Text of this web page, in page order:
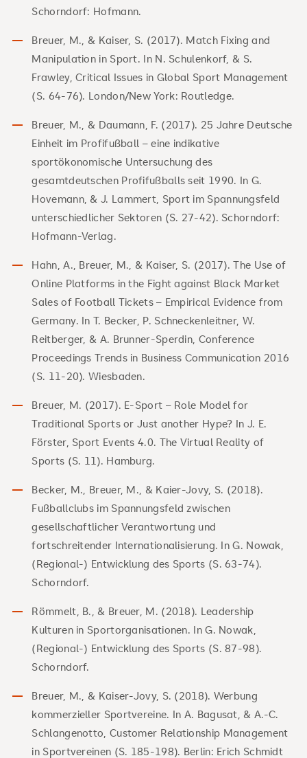
Schorndorf: Hofmann.
Breuer, M., & Kaiser, S. (2017). Match Fixing and
Manipulation in Sport. In N. Schulenkorf, & S.
Frawley, Critical Issues in Global Sport Management
(S. 64-76). London/New York: Routledge.
Breuer, M., & Daumann, F. (2017). 25 Jahre Deutsche
Einheit im Profifußball – eine indikative
sportökonomische Untersuchung des
gesamtdeutschen Profifußballs seit 1990. In G.
Hovemann, & J. Lammert, Sport im Spannungsfeld
unterschiedlicher Sektoren (S. 27-42). Schorndorf:
Hofmann-Verlag.
Hahn, A., Breuer, M., & Kaiser, S. (2017). The Use of
Online Platforms in the Fight against Black Market
Sales of Football Tickets – Empirical Evidence from
Germany. In T. Becker, P. Schneckenleitner, W.
Reitberger, & A. Brunner-Sperdin, Conference
Proceedings Trends in Business Communication 2016
(S. 11-20). Wiesbaden.
Breuer, M. (2017). E-Sport – Role Model for
Traditional Sports or Just another Hype? In J. E.
Förster, Sport Events 4.0. The Virtual Reality of
Sports (S. 11). Hamburg.
Becker, M., Breuer, M., & Kaier-Jovy, S. (2018).
Fußballclubs im Spannungsfeld zwischen
gesellschaftlicher Verantwortung und
fortschreitender Internationalisierung. In G. Nowak,
(Regional-) Entwicklung des Sports (S. 63-74).
Schorndorf.
Römmelt, B., & Breuer, M. (2018). Leadership
Kulturen in Sportorganisationen. In G. Nowak,
(Regional-) Entwicklung des Sports (S. 87-98).
Schorndorf.
Breuer, M., & Kaiser-Jovy, S. (2018). Werbung
kommerzieller Sportvereine. In A. Bagusat, & A.-C.
Schlangenotto, Customer Relationship Management
in Sportvereinen (S. 185-198). Berlin: Erich Schmidt